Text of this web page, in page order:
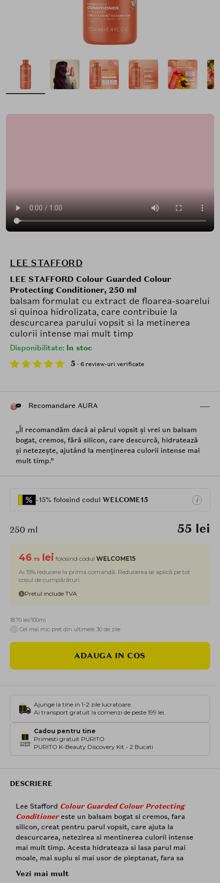
LEE STAFFORD
LEE STAFFORD Colour Guarded Colour
Protecting Conditioner, 250 ml
balsam formulat cu extract de floarea-soarelui
si quinoa hidrolizata, care contribuie la
descurcarea parului vopsit si la metinerea
culorii intense mai mult timp
Disponibilitate: In stoc
5 - 6 review-uri verificate
Recomandare AURA
„Îl recomandăm dacă ai părul vopsit și vrei un balsam
bogat, cremos, fără silicon, care descurcă, hidratează
și netezește, ajutând la menținerea culorii intense mai
mult timp.”
-15% folosind codul WELCOME15 i
250 ml 55 lei
46 .75 lei folosind codul WELCOME15
Ai 15% reducere la prima comandă. Reducerea se aplică pe tot
coșul de cumpărături.
Pretul include TVA
18.70 lei/100ml
Cel mai mic pret din ultimele 30 de zile
ADAUGA IN COS
Ajunge la tine in 1-2 zile lucratoare.
Ai transport gratuit la comenzi de peste 199 lei.
Cadou pentru tine
Primesti gratuit PURITO
PURITO K-Beauty Discovery Kit - 2 Bucati
DESCRIERE
Lee Stafford Colour Guarded Colour Protecting
Conditionereste un balsam bogat si cremos, fara
silicon, creat pentru parul vopsit, care ajuta la
descurcarea, netezirea si mentinerea culorii intense
mai mult timp. Acesta hidrateaza si lasa parul mai
moale, mai suplu si mai usor de pieptanat, fara sa
Vezi mai mult